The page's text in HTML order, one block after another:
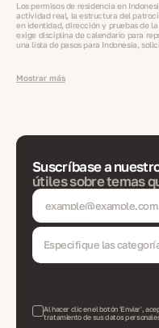
Los permisos de residencia en
actividad real, la estructura del
en identidad, dirección y pruebas de
exige disciplina de calendario para
una lista de pasos para Indonesia,
Mostrar más
Suscríbase a
útiles sobre temas
Especifique las
Al hacer clic en el botón 'Enviar',
tratamiento de sus datos